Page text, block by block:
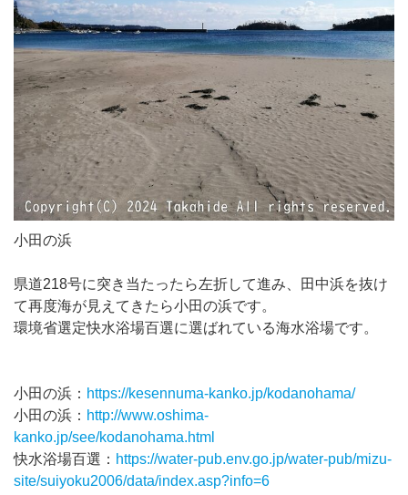
小田の浜
県道218号に突き当たったら左折して進み、田中浜を抜け
て再度海が見えてきたら小田の浜です。
環境省選定快水浴場百選に選ばれている海水浴場です。
小田の浜： https://kesennuma-kanko.jp/kodanohama/
小田の浜： http://www.oshima-
kanko.jp/see/kodanohama.html
快水浴場百選： https://water-pub.env.go.jp/water-pub/mizu-
site/suiyoku2006/data/index.asp?info=6